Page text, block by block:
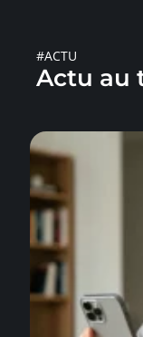
#ACTU
Actu au